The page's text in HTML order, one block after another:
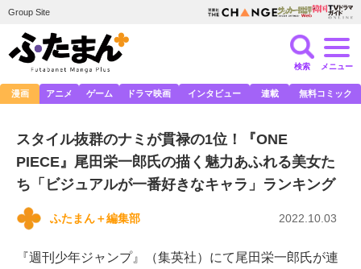
Group Site
検索 メニュー
漫画 アニメ ゲーム ドラマ映画 インタビュー 連載 無料コミック
スタイル抜群のナミが貫禄の1位！『ONE
PIECE』尾田栄一郎氏の描く魅力あふれる美女た
ち「ビジュアルが一番好きなキャラ」ランキング
ふたまん＋編集部 2022.10.03
『週刊少年ジャンプ』（集英社）にて尾田栄一郎氏が連